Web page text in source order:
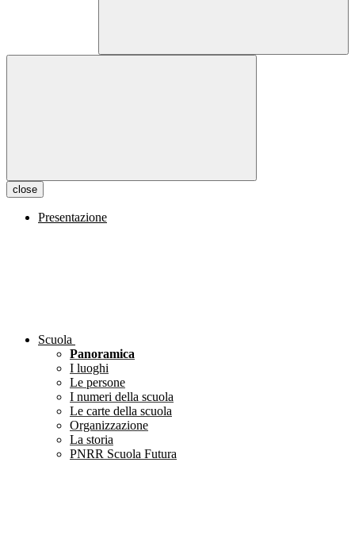
close
Presentazione
Scuola
Panoramica
I luoghi
Le persone
I numeri della scuola
Le carte della scuola
Organizzazione
La storia
PNRR Scuola Futura